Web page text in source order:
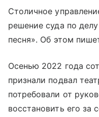
Столичное
решение суда по
песня». Об этом
Осенью 2022 года
признали подвал
потребовали от
восстановить его за